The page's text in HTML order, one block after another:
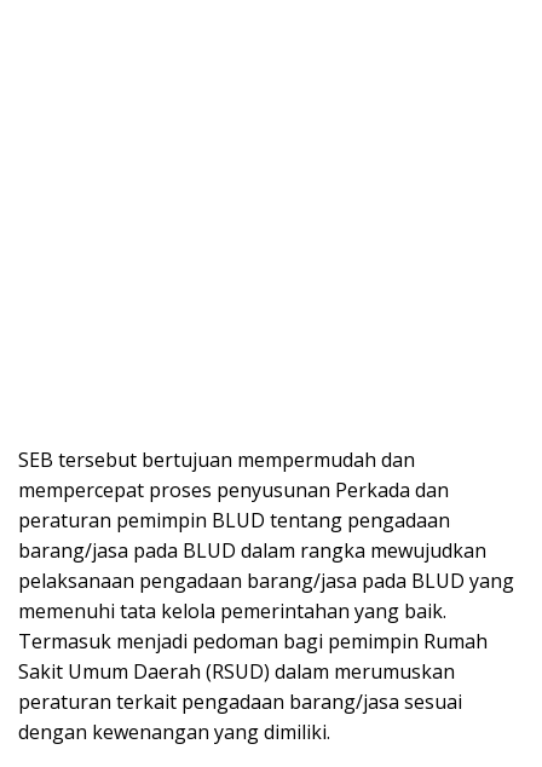
SEB tersebut bertujuan mempermudah dan
mempercepat proses penyusunan Perkada dan
peraturan pemimpin BLUD tentang pengadaan
barang/jasa pada BLUD dalam rangka mewujudkan
pelaksanaan pengadaan barang/jasa pada BLUD yang
memenuhi tata kelola pemerintahan yang baik.
Termasuk menjadi pedoman bagi pemimpin Rumah
Sakit Umum Daerah (RSUD) dalam merumuskan
peraturan terkait pengadaan barang/jasa sesuai
dengan kewenangan yang dimiliki.